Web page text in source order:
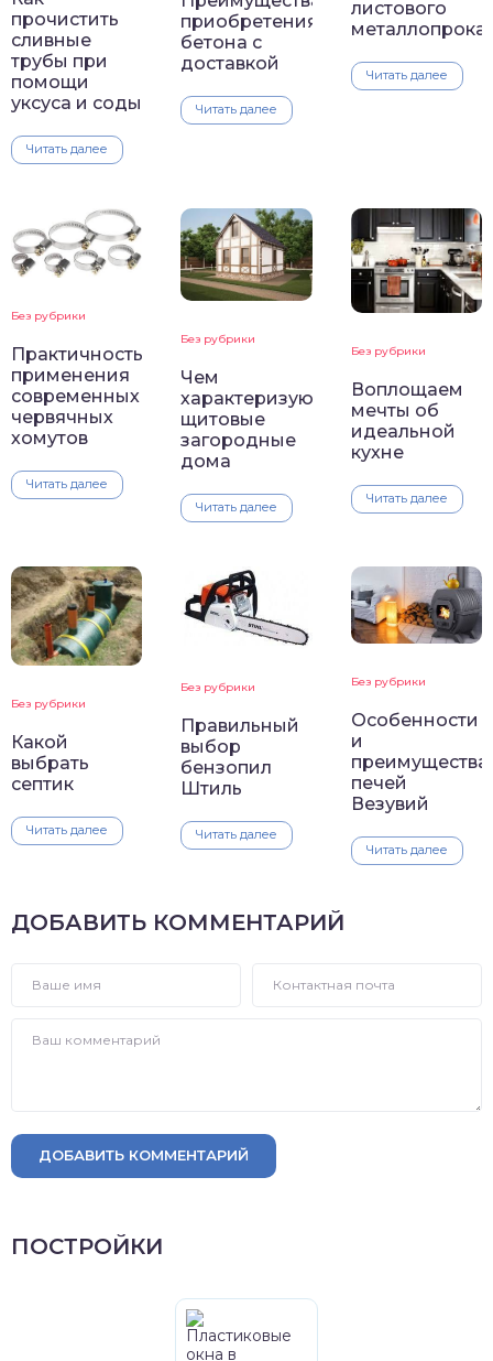
прочистить
сливные
трубы при
помощи
уксуса и соды
Читать далее
приобретения
бетона с
доставкой
Читать далее
листового
Читать далее
Без рубрики
Практичность
применения
современных
червячных
хомутов
Читать далее
Без рубрики
Чем
характеризуются
щитовые
загородные
дома
Читать далее
Без рубрики
Воплощаем
мечты об
идеальной
кухне
Читать далее
Без рубрики
Какой
выбрать
септик
Читать далее
Без рубрики
Правильный
выбор
бензопил
Штиль
Читать далее
Без рубрики
Особенности
и
преимущества
печей
Везувий
Читать далее
ДОБАВИТЬ КОММЕНТАРИЙ
ДОБАВИТЬ КОММЕНТАРИЙ
ПОСТРОЙКИ